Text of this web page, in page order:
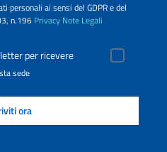
personali ai sensi del GDPR e del
n.196 Privacy Note Legali
per ricevere
sede